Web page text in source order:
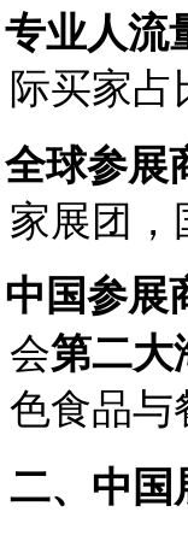
专业人流
际买家占
全球参展
家展团，
中国参展
会第二大
色食品与
二、中国